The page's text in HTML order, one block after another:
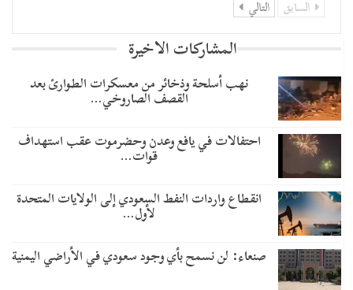
السابق التالي
المشاركات الاخيرة
نهب أسلحة وذخائر من معسكرات الطوارئ بعد
القصف الصاروخي…
احتفالات في يافع وعدن وحضرموت عقب استهداف
قوات…
انقطاع واردات النفط السعودي إلى الولايات المتحدة
لأول…
صنعاء: لن نسمح بأي وجود سعودي في الأراضي اليمنية